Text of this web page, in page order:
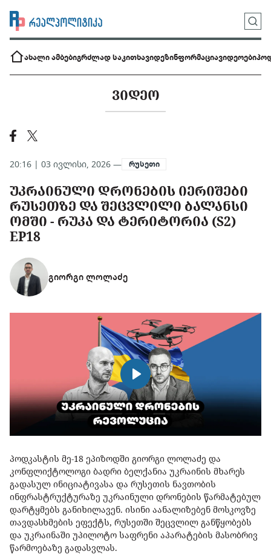
ახალი ამბებიგრძლად საკითხავიდეზინფორმაციავიდეოები
ᲕᲘᲓᲔᲝ
20:16 | 03 ივლისი, 2026 — რუსეთი
ᲣᲙᲠᲐᲘᲜᲣᲚᲘ ᲓᲠᲝᲜᲔᲑᲘᲡ ᲘᲔᲠᲘᲨᲔᲑᲘ
ᲠᲣᲡᲔᲗᲖᲔ ᲓᲐ ᲨᲔᲪᲕᲚᲘᲚᲘ ᲑᲐᲚᲐᲜᲡᲘ
ᲝᲛᲨᲘ - ᲠᲣᲙᲐ ᲓᲐ ᲢᲔᲠᲘᲢᲝᲠᲘᲐ (S2)
EP18
გიორგი ლოლაძე
პოდკასტის მე-18 ეპიზოდში გიორგი ლოლაძე და
კონფლიქტოლოგი ბადრი ბელქანია უკრაინის მხარეს
გადასულ ინიციატივასა და რუსეთის ნავთობის
ინფრასტრუქტურაზე უკრაინული დრონების წარმატებულ
დარტყმებს განიხილავენ. ისინი აანალიზებენ მოსკოვზე
თავდასხმების ეფექტს, რუსეთში შეცვლილ განწყობებს
და უკრაინაში უპილოტო საფრენი აპარატების მასობრივ
წარმოებაზე გადასვლას.